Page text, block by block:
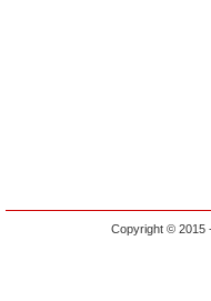
Copyright © 2015